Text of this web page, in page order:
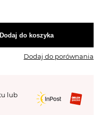
Dodaj do koszyka
Dodaj do porównania
lub